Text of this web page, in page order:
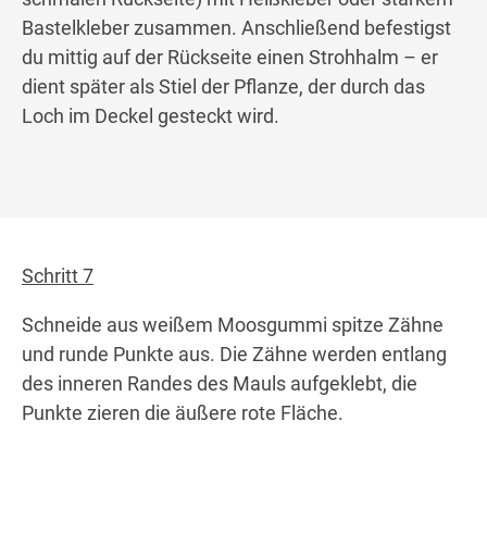
Bastelkleber zusammen. Anschließend befestigst
du mittig auf der Rückseite einen Strohhalm – er
dient später als Stiel der Pflanze, der durch das
Loch im Deckel gesteckt wird.
Schritt 7
Schneide aus weißem Moosgummi spitze Zähne
und runde Punkte aus. Die Zähne werden entlang
des inneren Randes des Mauls aufgeklebt, die
Punkte zieren die äußere rote Fläche.